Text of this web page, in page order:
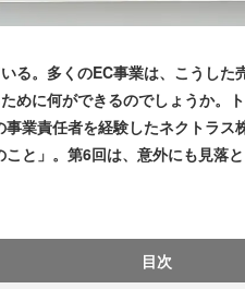
る。多くのEC事業は、こうした
めに何ができるのでしょうか。
業責任者を経験したネクトラ
と」。第6回は、意外にも見落
目次